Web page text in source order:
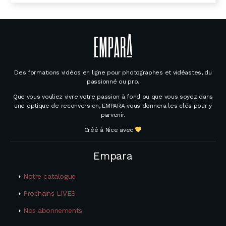
Des formations vidéos en ligne pour photographes et vidéastes, du
passionné ou pro.
Que vous vouliez vivre votre passion à fond ou que vous soyez dans
une optique de reconversion, EMPARA vous donnera les clés pour y
parvenir.
Créé à Nice avec
Empara
Notre catalogue
Prochains LIVES
Nos abonnements